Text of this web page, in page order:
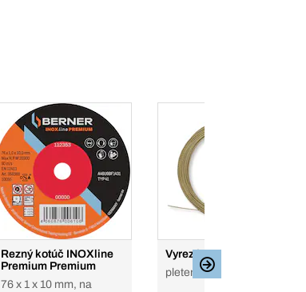
Rezný kotúč INOXline
Premium Premium
76 x 1 x 10 mm, na
Vyrezávacia struna
pletená